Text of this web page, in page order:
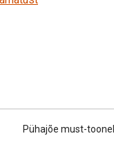
Pühajõe must-